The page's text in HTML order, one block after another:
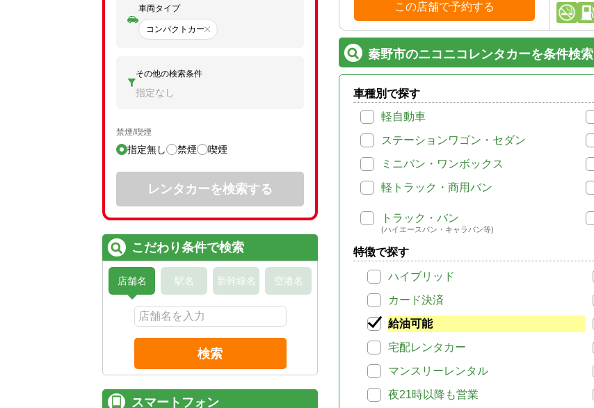
この店舗で予約する
秦野市のニコニコレンタカーを条件検索
車種別で探す
軽自動車
ステーションワゴン・セダン
ミニバン・ワンボックス
軽トラック・商用バン
トラック・バン
(ハイエースバン・キャラバン等)
特徴で探す
ハイブリッド
カード決済
給油可能
宅配レンタカー
マンスリーレンタル
夜21時以降も営業
車両タイプ
コンパクトカー
その他の検索条件
指定なし
禁煙/喫煙
指定無し 禁煙 喫煙
レンタカーを検索する
こだわり条件で検索
店舗名 駅名 新幹線名 空港名
検索
スマートフォン